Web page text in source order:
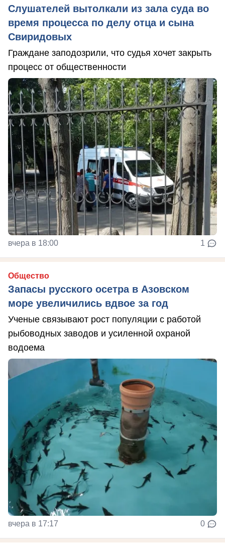
Слушателей вытолкали из зала суда во
время процесса по делу отца и сына
Свиридовых
Граждане заподозрили, что судья хочет закрыть
процесс от общественности
вчера в 18:00 1
Общество
Запасы русского осетра в Азовском
море увеличились вдвое за год
Ученые связывают рост популяции с работой
рыбоводных заводов и усиленной охраной
водоема
вчера в 17:17 0